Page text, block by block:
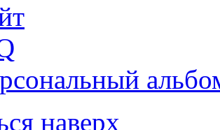
наверх